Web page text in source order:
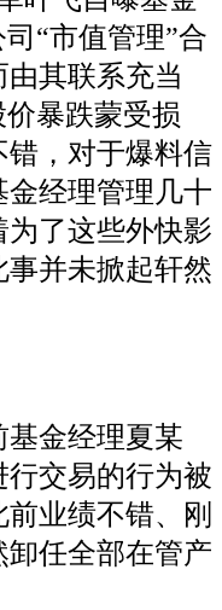
“市值管理”合
其联系充当
暴跌蒙受损
，对于爆料信
经理管理几十
了这些外快影
并未掀起轩然
金经理夏某
交易的行为被
业绩不错、刚
任全部在管产